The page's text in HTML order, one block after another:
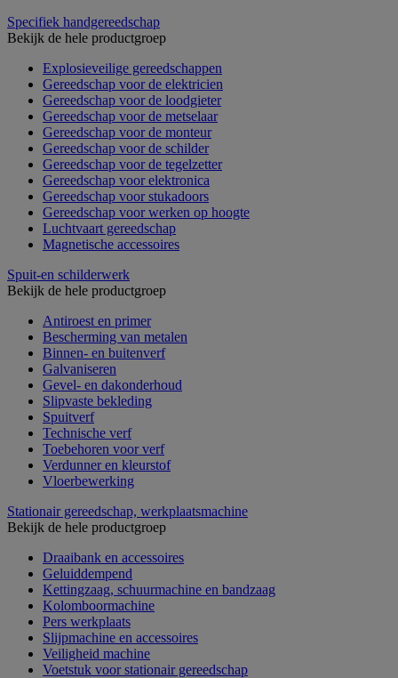
Specifiek handgereedschap
Bekijk de hele productgroep
Explosieveilige gereedschappen
Gereedschap voor de elektricien
Gereedschap voor de loodgieter
Gereedschap voor de metselaar
Gereedschap voor de monteur
Gereedschap voor de schilder
Gereedschap voor de tegelzetter
Gereedschap voor elektronica
Gereedschap voor stukadoors
Gereedschap voor werken op hoogte
Luchtvaart gereedschap
Magnetische accessoires
Spuit-en schilderwerk
Bekijk de hele productgroep
Antiroest en primer
Bescherming van metalen
Binnen- en buitenverf
Galvaniseren
Gevel- en dakonderhoud
Slipvaste bekleding
Spuitverf
Technische verf
Toebehoren voor verf
Verdunner en kleurstof
Vloerbewerking
Stationair gereedschap, werkplaatsmachine
Bekijk de hele productgroep
Draaibank en accessoires
Geluiddempend
Kettingzaag, schuurmachine en bandzaag
Kolomboormachine
Pers werkplaats
Slijpmachine en accessoires
Veiligheid machine
Voetstuk voor stationair gereedschap